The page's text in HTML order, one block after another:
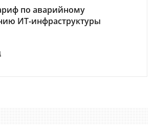
по аварийному
ИТ-инфраструктуры